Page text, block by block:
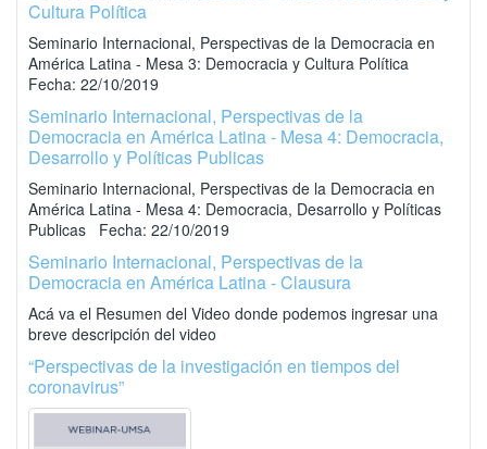
Cultura Política
Seminario Internacional, Perspectivas de la Democracia en
América Latina - Mesa 3: Democracia y Cultura Política
Fecha: 22/10/2019
Seminario Internacional, Perspectivas de la
Democracia en América Latina - Mesa 4: Democracia,
Desarrollo y Políticas Publicas
Seminario Internacional, Perspectivas de la Democracia en
América Latina - Mesa 4: Democracia, Desarrollo y Políticas
Publicas Fecha: 22/10/2019
Seminario Internacional, Perspectivas de la
Democracia en América Latina - Clausura
Acá va el Resumen del Video donde podemos ingresar una
breve descripción del video
“Perspectivas de la investigación en tiempos del
coronavirus”